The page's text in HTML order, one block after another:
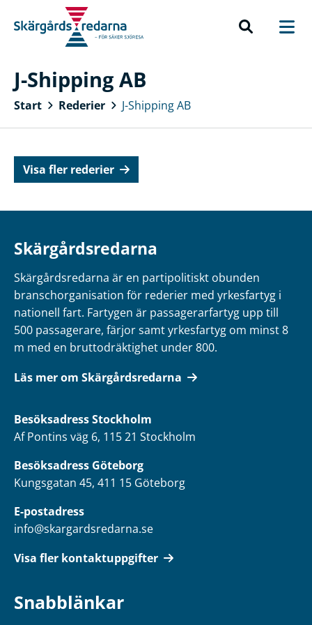
J-Shipping AB
Start Rederier J-Shipping AB
Visa fler rederier
Skärgårdsredarna
Skärgårdsredarna är en partipolitiskt obunden
branschorganisation för rederier med yrkesfartyg i
nationell fart. Fartygen är passagerarfartyg upp till
500 passagerare, färjor samt yrkesfartyg om minst 8
m med en bruttodräktighet under 800.
Läs mer om Skärgårdsredarna
BesöksadressStockholm
Af Pontins väg 6, 115 21 Stockholm
Besöksadress Göteborg
Kungsgatan 45, 411 15 Göteborg
E-postadress
info@skargardsredarna.se
Visa fler kontaktuppgifter
Snabblänkar